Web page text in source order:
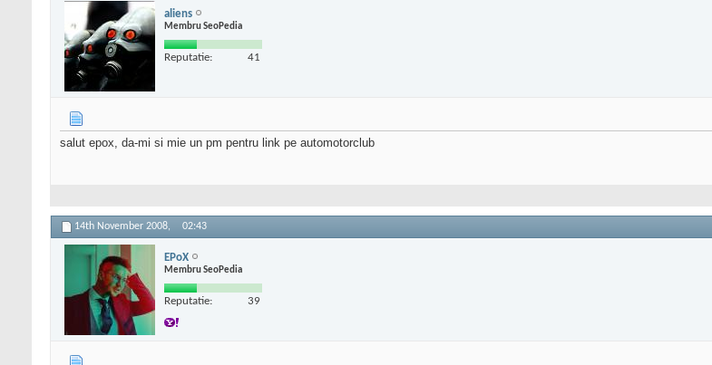
aliens
Membru SeoPedia
Reputatie: 41
salut epox, da-mi si mie un pm pentru link pe automotorclub
14th November 2008, 02:43
EPoX
Membru SeoPedia
Reputatie: 39